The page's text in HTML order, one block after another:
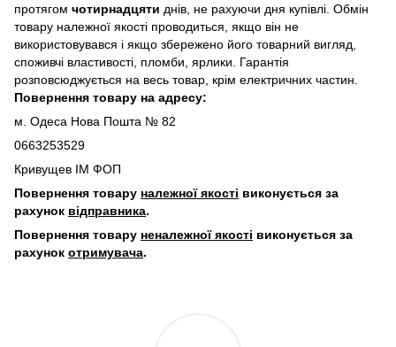
протягом чотирнадцяти днів, не рахуючи дня купівлі. Обмін
товару належної якості проводиться, якщо він не
використовувався і якщо збережено його товарний вигляд,
споживчі властивості, пломби, ярлики. Гарантія
розповсюджується на весь товар, крім електричних частин.
Повернення товару на адресу:
м. Одеса Нова Пошта № 82
0663253529
Кривущев ІМ ФОП
Повернення товару належної якості виконується за
рахунок відправника.
Повернення товару неналежної якості виконується за
рахунок отримувача.